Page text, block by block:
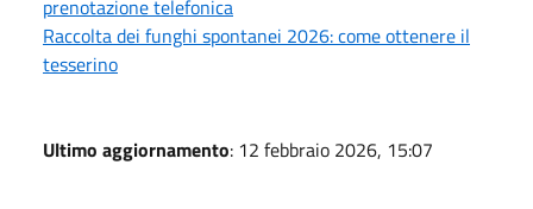
prenotazione telefonica
Raccolta dei funghi spontanei 2026: come ottenere il
tesserino
Ultimo aggiornamento: 12 febbraio 2026, 15:07